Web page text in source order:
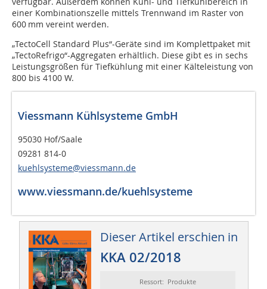
einer Kombinationszelle mittels Trennwand im Raster von
600 mm vereint werden.
„TectoCell Standard Plus“-Geräte sind im Komplettpaket mit
„TectoRefrigo“-Aggregaten erhältlich. Diese gibt es in sechs
Leistungsgrößen für Tiefkühlung mit einer Kälteleistung von
800 bis 4100 W.
Viessmann Kühlsysteme GmbH
95030 Hof/Saale
09281 814-0
kuehlsysteme@viessmann.de
www.viessmann.de/kuehlsysteme
Dieser Artikel erschien in
KKA 02/2018
Ressort: Produkte